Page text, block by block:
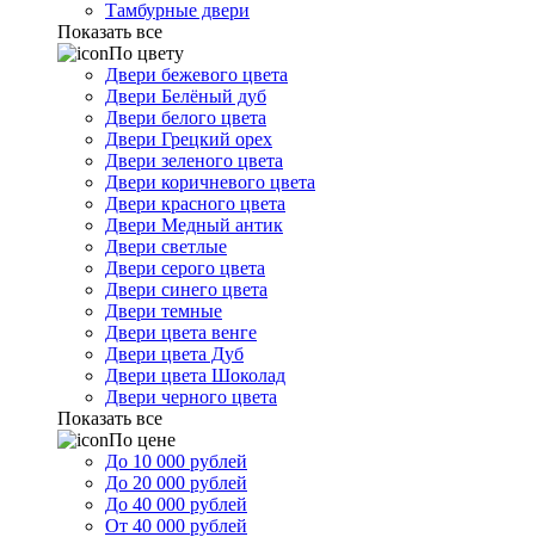
Тамбурные двери
Показать все
По цвету
Двери бежевого цвета
Двери Белёный дуб
Двери белого цвета
Двери Грецкий орех
Двери зеленого цвета
Двери коричневого цвета
Двери красного цвета
Двери Медный антик
Двери светлые
Двери серого цвета
Двери синего цвета
Двери темные
Двери цвета венге
Двери цвета Дуб
Двери цвета Шоколад
Двери черного цвета
Показать все
По цене
До 10 000 рублей
До 20 000 рублей
До 40 000 рублей
От 40 000 рублей